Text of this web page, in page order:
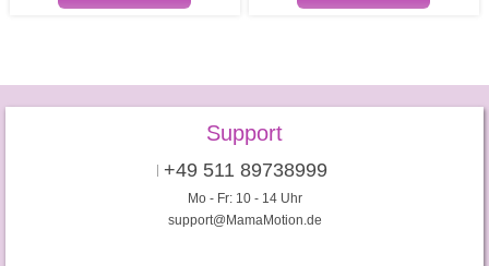
Support
+49 511 89738999
Mo - Fr: 10 - 14 Uhr
support@MamaMotion.de